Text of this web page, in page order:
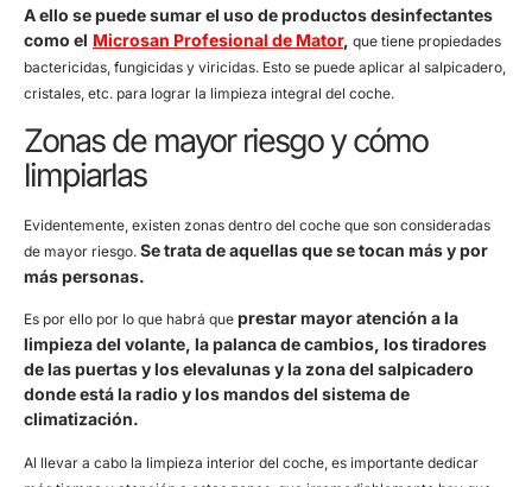
A ello se puede sumar el uso de productos desinfectantes
como el Microsan Profesional de Mator, que tiene propiedades
bactericidas, fungicidas y viricidas. Esto se puede aplicar al salpicadero,
cristales, etc. para lograr la limpieza integral del coche.
Zonas de mayor riesgo y cómo
limpiarlas
Evidentemente, existen zonas dentro del coche que son consideradas
de mayor riesgo. Se trata de aquellas que se tocan más y por
más personas.
Es por ello por lo que habrá que prestar mayor atención a la
limpieza del volante, la palanca de cambios, los tiradores
de las puertas y los elevalunas y la zona del salpicadero
donde está la radio y los mandos del sistema de
climatización.
Al llevar a cabo la limpieza interior del coche, es importante dedicar